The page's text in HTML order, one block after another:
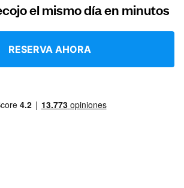
el mismo día en minutos
RESERVA AHORA